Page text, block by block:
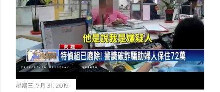
星期三, 7月 31, 2019